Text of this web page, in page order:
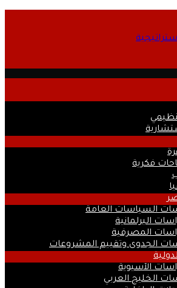
فكرية
السياسات العامة
البرلمانية
المصرفية
الجدوى وتقييم المشروعات
الآسيوية
الخليج العربي